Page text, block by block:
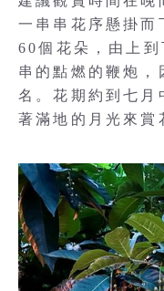
一串串花序懸掛而
60個花朵，由上
串的點燃的鞭炮，
名。花期約到七月
著滿地的月光來賞